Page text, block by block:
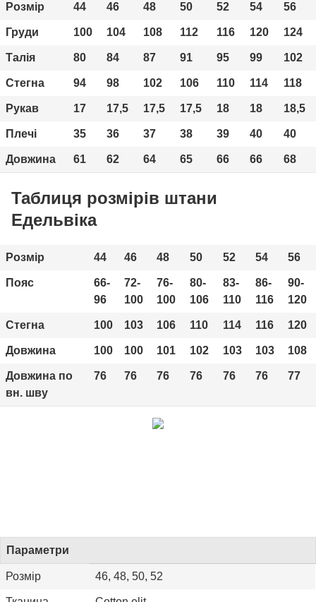
Розмір 44 46 48 50 52 54 56
Груди 100 104 108 112 116 120 124
Талія 80 84 87 91 95 99 102
Стегна 94 98 102 106 110 114 118
Рукав 17 17,5 17,5 17,5 18 18 18,5
Плечі 35 36 37 38 39 40 40
Довжина 61 62 64 65 66 66 68
Таблиця розмірів штани
Едельвіка
Розмір 44 46 48 50 52 54 56
Пояс
66-
96
72-
100
76-
100
80-
106
83-
110
86-
116
90-
120
Стегна 100 103 106 110 114 116 120
Довжина 100 100 101 102 103 103 108
Довжина по
вн. шву
76 76 76 76 76 76 77
Параметри
Розмір 46, 48, 50, 52